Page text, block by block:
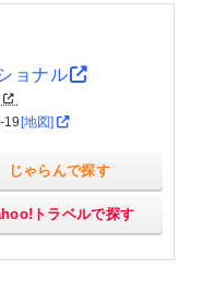
ョナル
19 [地図]
じゃらんで探す
トラベルで探す